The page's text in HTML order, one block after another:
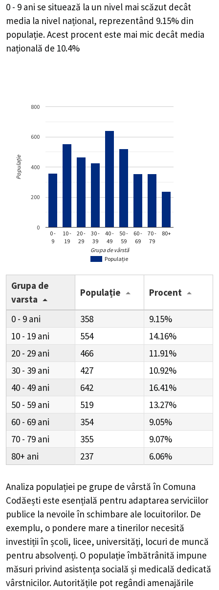
0 - 9 ani se situează la un nivel mai scăzut decât
media la nivel național, reprezentând 9.15% din
populație. Acest procent este mai mic decât media
națională de 10.4%
Populație
0 -
9
10 -
19
20 -
29
30 -
39
40 -
49
50 -
59
60 -
69
70 -
79
80+
0
200
400
600
800
Grupa de vârstă
Populație
Grupa de
varsta
Populație Procent
0 - 9 358
9.15%
10 - 19
554
14.16%
20 - 29
466
11.91%
30 - 39
427
10.92%
40 - 49
642
16.41%
50 - 59
519
13.27%
60 - 69
354
9.05%
70 - 79
355
9.07%
80+
237 6.06%
Analiza populației pe grupe de vârstă în Comuna
Codăești este esențială pentru adaptarea serviciilor
publice la nevoile în schimbare ale locuitorilor. De
exemplu, o pondere mare a tinerilor necesită
investiții în școli, licee, universități, locuri de muncă
pentru absolvenți. O populație îmbătrânită impune
măsuri privind asistența socială și medicală dedicată
vârstnicilor. Autoritățile pot regândi amenajările